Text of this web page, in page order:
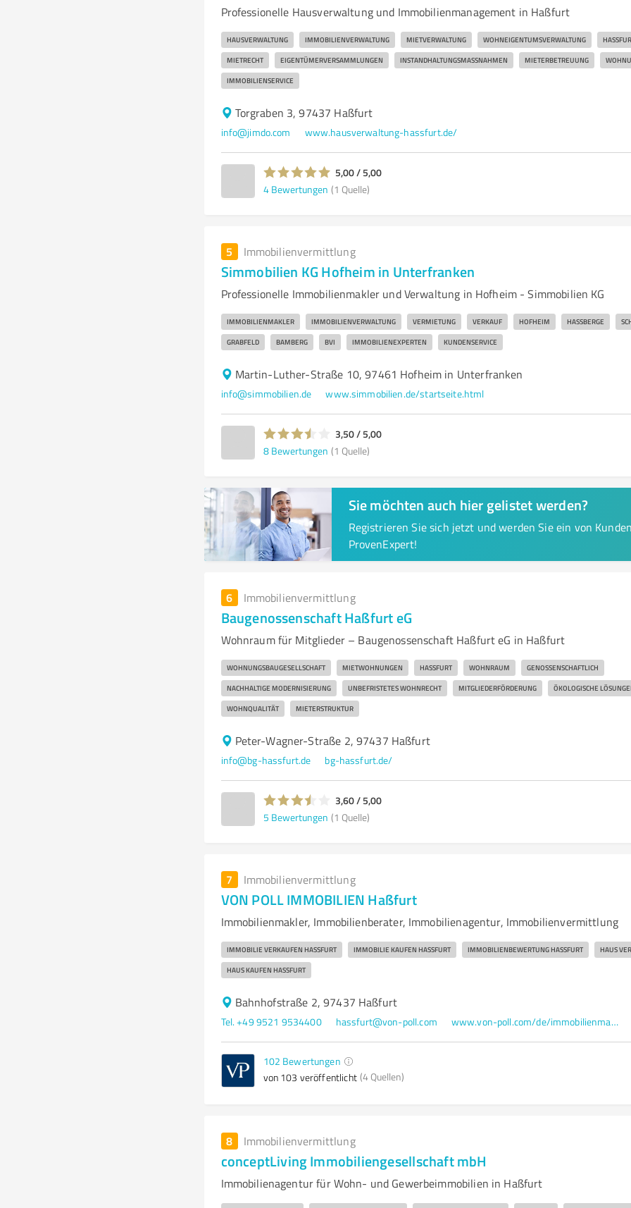
Professionelle Hausverwaltung und Immobilienmanagement in Haßfurt
HAUSVERWALTUNG IMMOBILIENVERWALTUNG MIETVERWALTUNG WOHNEIGENTUMSVERWALTUNG HASSFURT
MIETRECHT EIGENTÜMERVERSAMMLUNGEN INSTANDHALTUNGSMASSNAHMEN MIETERBETREUUNG
IMMOBILIENSERVICE
Torgraben 3, 97437 Haßfurt
info@jimdo.com www.hausverwaltung-hassfurt.de/
5,00 / 5,00
4 Bewertungen (1 Quelle)
5 Immobilienvermittlung
Simmobilien KG Hofheim in Unterfranken
Professionelle Immobilienmakler und Verwaltung in Hofheim - Simmobilien KG
IMMOBILIENMAKLER IMMOBILIENVERWALTUNG VERMIETUNG VERKAUF HOFHEIM HASSBERGE
GRABFELD BAMBERG BVI IMMOBILIENEXPERTEN KUNDENSERVICE
Martin-Luther-Straße 10, 97461 Hofheim in Unterfranken
info@simmobilien.de www.simmobilien.de/startseite.html
3,50 / 5,00
8 Bewertungen (1 Quelle)
Sie möchten auch hier gelistet werden?
Registrieren Sie sich jetzt und werden Sie ein von
ProvenExpert!
6 Immobilienvermittlung
Baugenossenschaft Haßfurt eG
Wohnraum für Mitglieder – Baugenossenschaft Haßfurt eG in Haßfurt
WOHNUNGSBAUGESELLSCHAFT MIETWOHNUNGEN HASSFURT WOHNRAUM GENOSSENSCHAFTLICH
NACHHALTIGE MODERNISIERUNG UNBEFRISTETES WOHNRECHT MITGLIEDERFÖRDERUNG ÖKOLOGISCHE
WOHNQUALITÄT MIETERSTRUKTUR
Peter-Wagner-Straße 2, 97437 Haßfurt
info@bg-hassfurt.de bg-hassfurt.de/
3,60 / 5,00
5 Bewertungen (1 Quelle)
7 Immobilienvermittlung
VON POLL IMMOBILIEN Haßfurt
Immobilienmakler, Immobilienberater, Immobilienagentur, Immobilienvermittlung
IMMOBILIE VERKAUFEN HASSFURT IMMOBILIE KAUFEN HASSFURT IMMOBILIENBEWERTUNG HASSFURT HAUS
HAUS KAUFEN HASSFURT
Bahnhofstraße 2, 97437 Haßfurt
Tel. +49 9521 9534400 hassfurt@von-poll.com www.von-poll.com/de/immobilienmakler/hassfurt
102 Bewertungen
von 103 veröffentlicht (4 Quellen)
8 Immobilienvermittlung
conceptLiving Immobiliengesellschaft mbH
Immobilienagentur für Wohn- und Gewerbeimmobilien in Haßfurt